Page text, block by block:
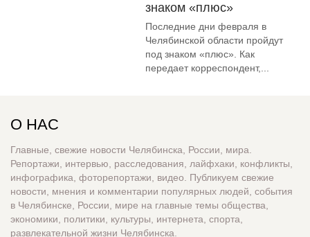
знаком «плюс»
Последние дни февраля в
Челябинской области пройдут
под знаком «плюс». Как
передает корреспондент,...
О НАС
Главные, свежие новости Челябинска, России, мира.
Репортажи, интервью, расследования, лайфхаки, конфликты,
инфографика, фоторепортажи, видео. Публикуем свежие
новости, мнения и комментарии популярных людей, события
в Челябинске, России, мире на главные темы общества,
экономики, политики, культуры, интернета, спорта,
развлекательной жизни Челябинска.